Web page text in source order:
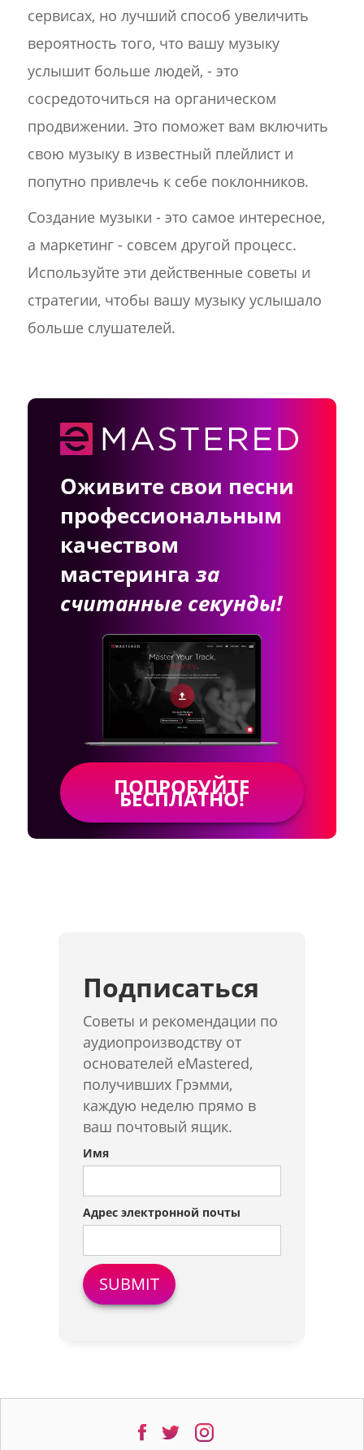
сервисах, но лучший способ увеличить
вероятность того, что вашу музыку
услышит больше людей, - это
сосредоточиться на органическом
продвижении. Это поможет вам включить
свою музыку в известный плейлист и
попутно привлечь к себе поклонников.
Создание музыки - это самое интересное,
а маркетинг - совсем другой процесс.
Используйте эти действенные советы и
стратегии, чтобы вашу музыку услышало
больше слушателей.
Оживите свои песни
профессиональным
качеством
мастеринга за
считанные секунды!
ПОПРОБУЙТЕ
БЕСПЛАТНО!
Подписаться
Советы и рекомендации по
аудиопроизводству от
основателей eMastered,
получивших Грэмми,
каждую неделю прямо в
ваш почтовый ящик.
Имя
Адрес электронной почты